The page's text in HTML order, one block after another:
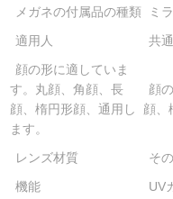
メガネの付属品の種類
ミ
適用人
共
顔の形に適していま
す。丸顔、角顔、長
顔、楕円形顔、通用し
ます。
顔
顔、
レンズ材質
そ
機能
UV